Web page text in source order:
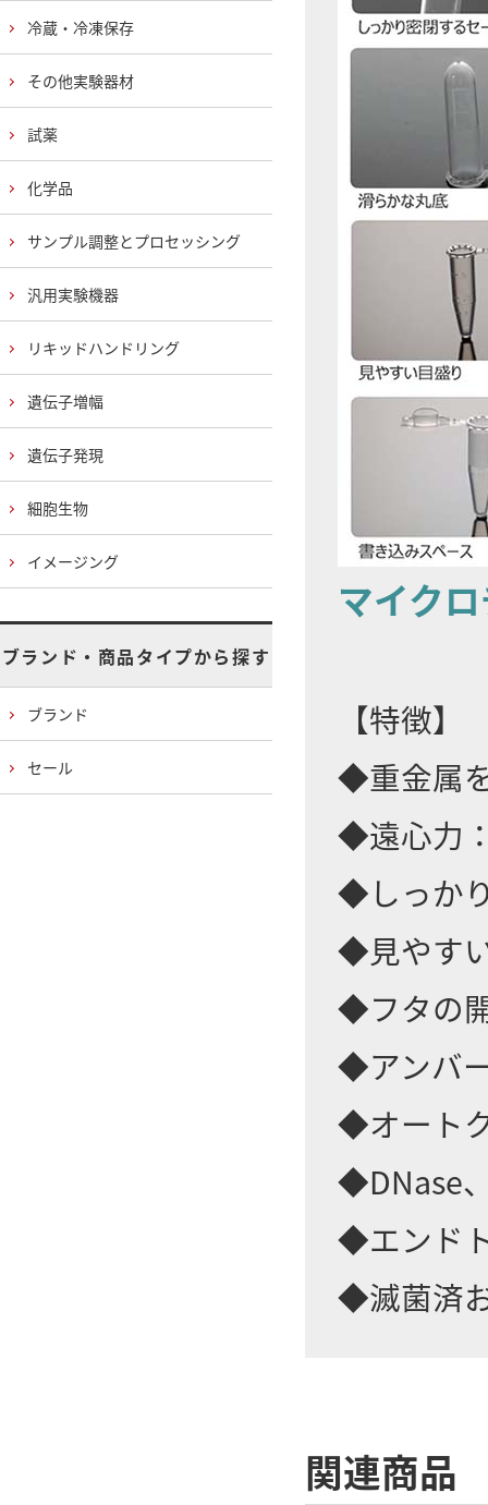
マイク
【特徴】
◆重金属
◆遠心力
◆しっか
◆見やす
◆フタの
◆アンバ
◆オート
◆DNase
◆エンド
◆滅菌済
関連商品
冷蔵・冷凍保存
その他実験器材
試薬
化学品
サンプル調整とプロセッシング
汎用実験機器
リキッドハンドリング
遺伝子増幅
遺伝子発現
細胞生物
イメージング
ブランド・商品タイプから探す
ブランド
セール